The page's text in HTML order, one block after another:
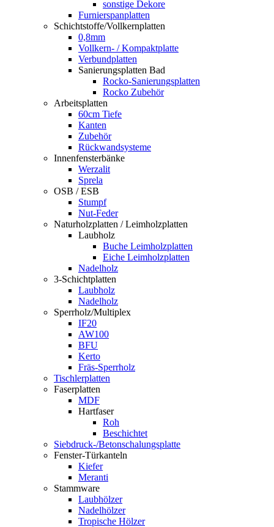
sonstige Dekore
Furnierspanplatten
Schichtstoffe/Vollkernplatten
0,8mm
Vollkern- / Kompaktplatte
Verbundplatten
Sanierungsplatten Bad
Rocko-Sanierungsplatten
Rocko Zubehör
Arbeitsplatten
60cm Tiefe
Kanten
Zubehör
Rückwandsysteme
Innenfensterbänke
Werzalit
Sprela
OSB / ESB
Stumpf
Nut-Feder
Naturholzplatten / Leimholzplatten
Laubholz
Buche Leimholzplatten
Eiche Leimholzplatten
Nadelholz
3-Schichtplatten
Laubholz
Nadelholz
Sperrholz/Multiplex
IF20
AW100
BFU
Kerto
Fräs-Sperrholz
Tischlerplatten
Faserplatten
MDF
Hartfaser
Roh
Beschichtet
Siebdruck-/Betonschalungsplatte
Fenster-Türkanteln
Kiefer
Meranti
Stammware
Laubhölzer
Nadelhölzer
Tropische Hölzer